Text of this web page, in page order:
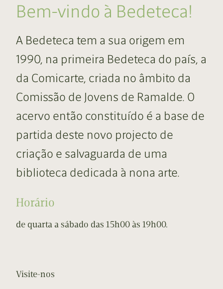
Bem-vindo à Bedeteca!
A Bedeteca tem a sua origem em
1990, na primeira Bedeteca do país, a
da Comicarte, criada no âmbito da
Comissão de Jovens de Ramalde. O
acervo então constituído é a base de
partida deste novo projecto de
criação e salvaguarda de uma
biblioteca dedicada à nona arte.
Horário
de quarta a sábado das 15h00 às 19h00.
Visite-nos